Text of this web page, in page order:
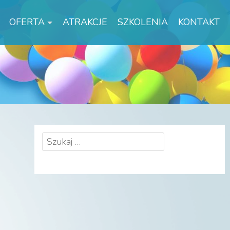
OFERTA ATRAKCJE SZKOLENIA KONTAKT
Szukaj: